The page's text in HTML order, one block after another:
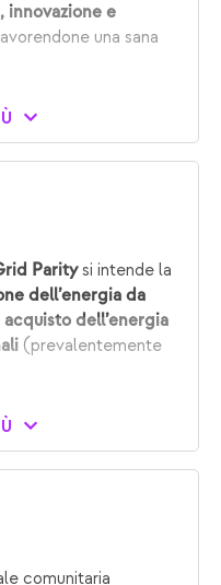
innovazione e
una sana
Paritysi intende la
dell’energia da
dell’energia
(prevalentemente
comunitaria